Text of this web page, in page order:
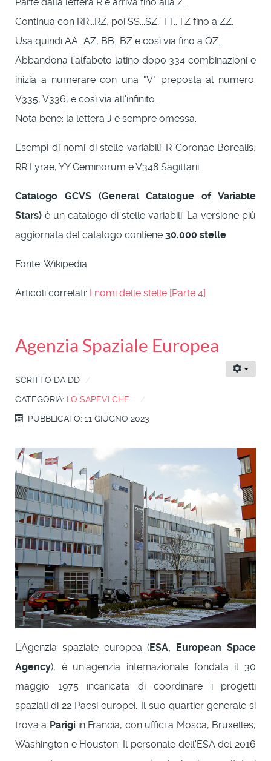
Continua con RR...RZ, poi SS...SZ, TT...TZ fino a ZZ.
Usa quindi AA...AZ, BB...BZ e così via fino a QZ.
Abbandona l'alfabeto latino dopo 334 combinazioni e
inizia a numerare con una "V" preposta al numero:
V335, V336, e così via all'infinito.
Nota bene: la lettera J è sempre omessa.
Esempi di nomi di stelle variabili: R Coronae Borealis,
RR Lyrae, YY Geminorum e V348 Sagittarii.
Catalogo GCVS (General Catalogue of Variable
Stars) è un catalogo di stelle variabili. La versione più
aggiornata del catalogo contiene 30.000 stelle
Fonte: Wikipedia
Articoli correlati: I nomi delle stelle [Parte 4]
Agenzia Spaziale Europea
SCRITTO DA DD
CATEGORIA: LO SAPEVI CHE...
PUBBLICATO: 11 GIUGNO 2023
L'Agenzia spaziale europea (ESA, European Space
Agency), è un'agenzia internazionale fondata il 30
maggio 1975 incaricata di coordinare i progetti
spaziali di 22 Paesi europei. Il suo quartier generale si
trova a Parigiin Francia, con uffici a Mosca, Bruxelles,
Washington e Houston. Il personale dell'ESA del 2016